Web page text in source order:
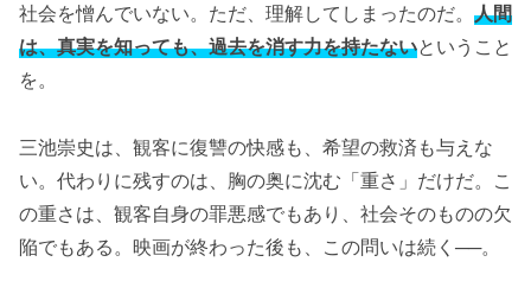
社会を憎んでいない。ただ、理解してしまったのだ。 人間
は、真実を知っても、過去を消す力を持たないということ
を。
三池崇史は、観客に復讐の快感も、希望の救済も与えな
い。代わりに残すのは、胸の奥に沈む「重さ」だけだ。こ
の重さは、観客自身の罪悪感でもあり、社会そのものの欠
陥でもある。映画が終わった後も、この問いは続く──。